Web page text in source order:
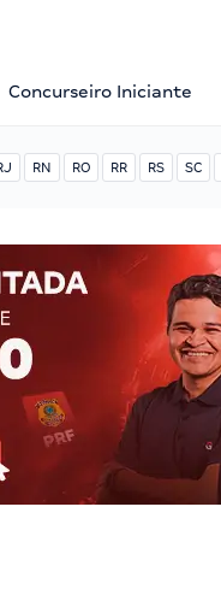
Concurseiro Iniciante
RN RO RR RS SC